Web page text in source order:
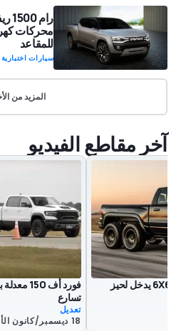
للمقاعد
سيارات اختبارية
المزيد من
آخر مقاطع الفيديو
هينيسي ماموث 1000 تي آر إكس 6X6 يدخل لحيز
فورد أف
تسارع
تعديل
18 ديسمبر/كانون الأوّل 2021